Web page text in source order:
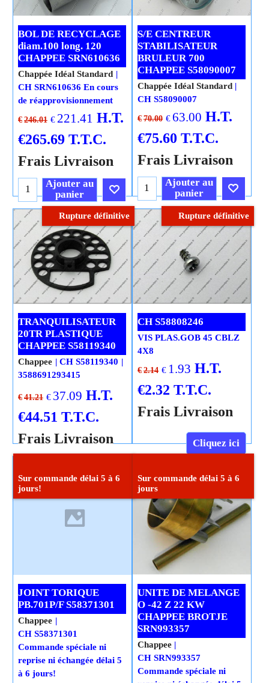
BOL DE RECYCLAGE
diam.100 long. 120
CHAPPEE SRN610636
€ 246.01 € 221.41 H.T.
€265.69 T.T.C.
Frais Livraison
Chappée Idéal Standard
CH SRN610636 En cours
de réapprovisionnement
Ajouter au
panier
Cliquez ici
S/E CENTREUR
STABILISATEUR
BRULEUR 700
CHAPPEE S58090007
€ 70.00 € 63.00 H.T.
€75.60 T.T.C.
Frais Livraison
Chappée Idéal Standard
CH S58090007
Ajouter au
panier
Cliquez ici
Rupture définitive
TRANQUILISATEUR
20TR PLASTIQUE
CHAPPEE S58119340
€ 41.21 € 37.09 H.T.
€44.51 T.T.C.
Frais Livraison
Chappee
CH S58119340
3588691293415
Rupture définitive
CH S58808246
€ 2.14 € 1.93 H.T.
€2.32 T.T.C.
Frais Livraison
VIS PLAS.GOB 45 CBLZ
4X8
Cliquez ici
Sur commande délai 5 à 6
jours!
JOINT TORIQUE
PB.701P/F S58371301
Chappee
CH S58371301
Commande spéciale ni
reprise ni échangée délai 5
à 6 jours!
Sur commande délai 5 à 6
jours
UNITE DE MELANGE
O -42 Z 22 KW
CHAPPEE BROTJE
SRN993357
Chappee
CH SRN993357
Commande spéciale ni